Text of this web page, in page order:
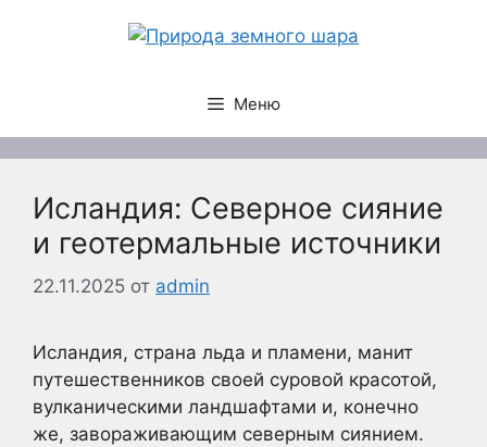
Меню
Исландия: Северное сияние
и геотермальные источники
22.11.2025 от admin
Исландия, страна льда и пламени, манит
путешественников своей суровой красотой,
вулканическими ландшафтами и, конечно
же, завораживающим северным сиянием.